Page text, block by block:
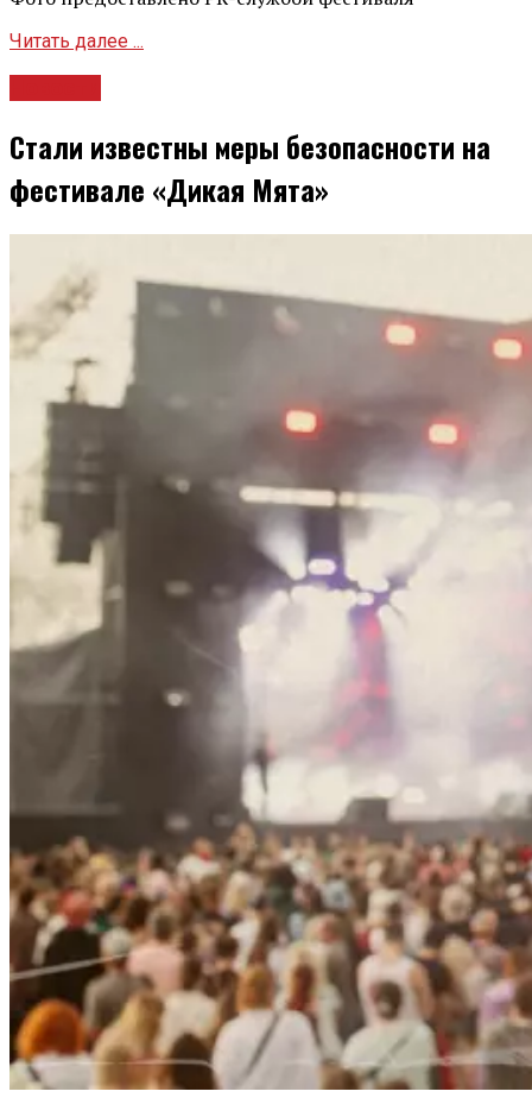
Читать далее ...
Стали известны меры безопасности на
фестивале «Дикая Мята»